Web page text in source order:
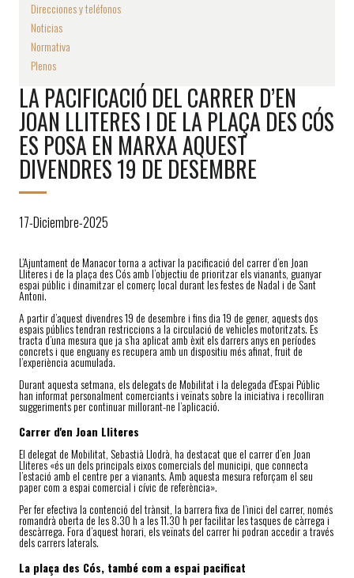
Direcciones y teléfonos
Noticias
Normativa
Plenos
LA PACIFICACIÓ DEL CARRER D’EN
JOAN LLITERES I DE LA PLAÇA DES CÓS
ES POSA EN MARXA AQUEST
DIVENDRES 19 DE DESEMBRE
17-Diciembre-2025
L’Ajuntament de Manacor torna a activar la pacificació del carrer d’en Joan
Lliteres i de la plaça des Cós amb l’objectiu de prioritzar els vianants, guanyar
espai públic i dinamitzar el comerç local durant les festes de Nadal i de Sant
Antoni.
A partir d’aquest divendres 19 de desembre i fins dia 19 de gener, aquests dos
espais públics tendran restriccions a la circulació de vehicles motoritzats. Es
tracta d’una mesura que ja s’ha aplicat amb èxit els darrers anys en períodes
concrets i que enguany es recupera amb un dispositiu més afinat, fruit de
l’experiència acumulada.
Durant aquesta setmana, els delegats de Mobilitat i la delegada d'Espai Públic
han informat personalment comerciants i veïnats sobre la iniciativa i recolliran
suggeriments per continuar millorant-ne l’aplicació.
Carrer d'en Joan Lliteres
El delegat de Mobilitat, Sebastià Llodrà, ha destacat que el carrer d’en Joan
Lliteres «és un dels principals eixos comercials del municipi, que connecta
l’estació amb el centre per a vianants. Amb aquesta mesura reforçam el seu
paper com a espai comercial i cívic de referència».
Per fer efectiva la contenció del trànsit, la barrera fixa de l’inici del carrer, només
romandrà oberta de les 8.30 h a les 11.30 h per facilitar les tasques de càrrega i
descàrrega. Fora d’aquest horari, els veïnats del carrer hi podran accedir a través
dels carrers laterals.
La plaça des Cós, també com a espai pacificat